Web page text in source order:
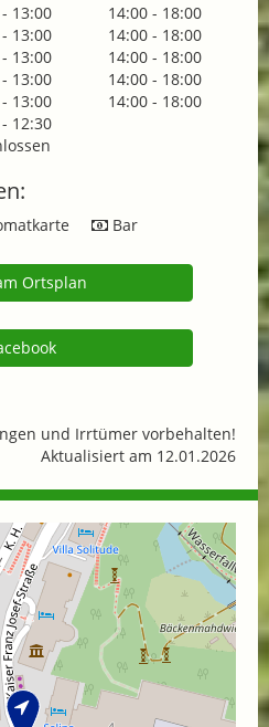
13:00
14:00 - 18:00
13:00
14:00 - 18:00
13:00
14:00 - 18:00
13:00
14:00 - 18:00
13:00
14:00 - 18:00
12:30
Bar
Ortsplan
und Irrtümer vorbehalten!
Aktualisiert am 12.01.2026